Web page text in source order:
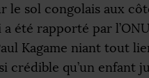
le sol congolais aux
a été rapporté par l’ONU
Kagame niant tout
crédible qu’un enfant